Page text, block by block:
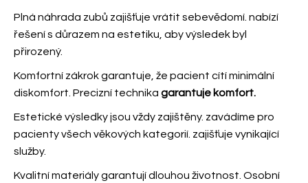
Plná náhrada zubů zajišťuje vrátit sebevědomí. nabízí
řešení s důrazem na estetiku, aby výsledek byl
přirozený.
Komfortní zákrok garantuje, že pacient cítí minimální
diskomfort. Precizní technika garantuje komfort.
Estetické výsledky jsou vždy zajištěny. zavádíme pro
pacienty všech věkových kategorií. zajišťuje vynikající
služby.
Kvalitní materiály garantují dlouhou životnost. Osobní